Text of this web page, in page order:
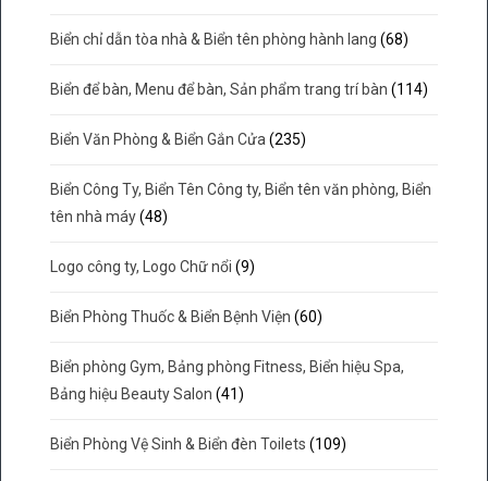
Biển chỉ dẫn tòa nhà & Biển tên phòng hành lang (68)
Biển để bàn, Menu để bàn, Sản phẩm trang trí bàn (114)
Biển Văn Phòng & Biển Gắn Cửa (235)
Biển Công Ty, Biển Tên Công ty, Biển tên văn phòng, Biển
tên nhà máy (48)
Logo công ty, Logo Chữ nổi (9)
Biển Phòng Thuốc & Biển Bệnh Viện (60)
Biển phòng Gym, Bảng phòng Fitness, Biển hiệu Spa,
Bảng hiệu Beauty Salon (41)
Biển Phòng Vệ Sinh & Biển đèn Toilets (109)